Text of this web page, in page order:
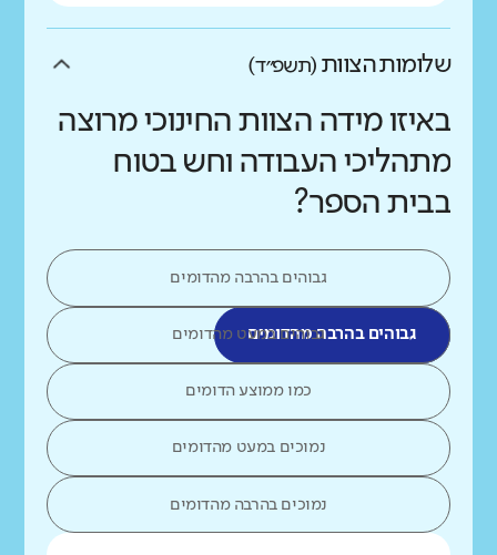
שלומות הצוות (תשפ״ד)
באיזו מידה הצוות החינוכי מרוצה
מתהליכי העבודה וחש בטוח
בבית הספר?
גבוהים בהרבה מהדומים
גבוהים בהרבה מהדומיםגבוהים במעט מהדומים
כמו ממוצע הדומים
נמוכים במעט מהדומים
נמוכים בהרבה מהדומים